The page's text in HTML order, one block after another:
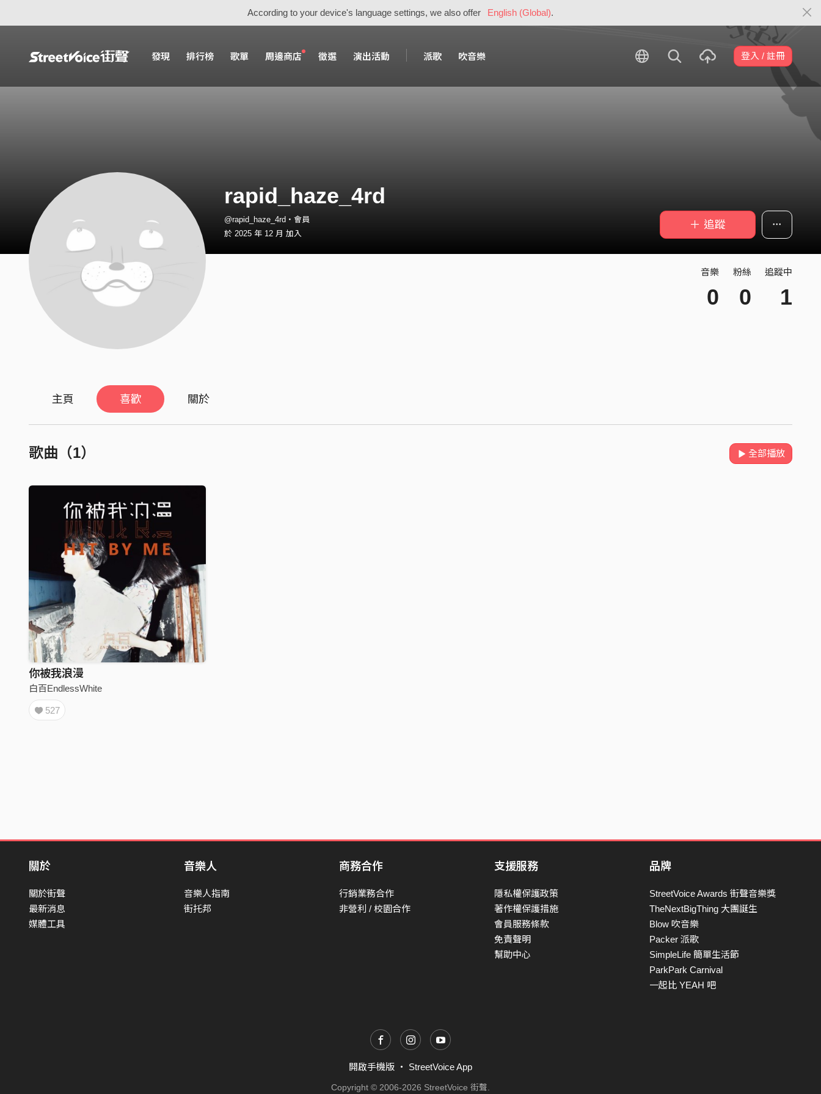
According to your device's language settings, we also offer English (Global).
發現 排行榜 歌單 周邊商店 徵選 演出活動 派歌 吹音樂 登入 / 註冊
rapid_haze_4rd
@rapid_haze_4rd・會員
於 2025 年 12 月 加入
＋ 追蹤
音樂
0
粉絲
0
追蹤中
1
主頁 喜歡 關於
歌曲（1） 全部播放
你被我浪漫
白百EndlessWhite
527
關於
關於街聲
最新消息
媒體工具
音樂人
音樂人指南
街托邦
商務合作
行銷業務合作
非營利 / 校園合作
支援服務
隱私權保護政策
著作權保護措施
會員服務條款
免責聲明
幫助中心
品牌
StreetVoice Awards 街聲音樂獎
TheNextBigThing 大團誕生
Blow 吹音樂
Packer 派歌
SimpleLife 簡單生活節
ParkPark Carnival
一起比 YEAH 吧
開啟手機版 ・ StreetVoice App
Copyright © 2006-2026 StreetVoice 街聲.